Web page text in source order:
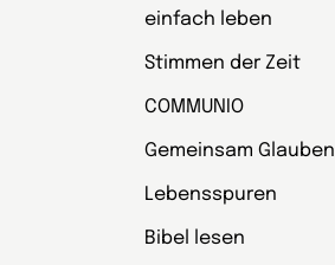
einfach leben
Stimmen der Zeit
COMMUNIO
Gemeinsam Glauben
Lebensspuren
Bibel lesen